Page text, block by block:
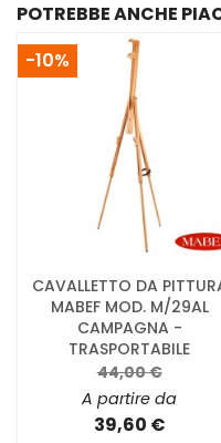
POTREBBE ANCHE
CAVALLETTO DA
MABEF MOD. M/29AL
CAMPAGNA -
TRASPORTABILE
44,00 €
A partire da
39,60 €
-10%